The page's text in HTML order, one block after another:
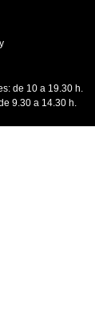
de 10 a 19.30 h.
9.30 a 14.30 h.